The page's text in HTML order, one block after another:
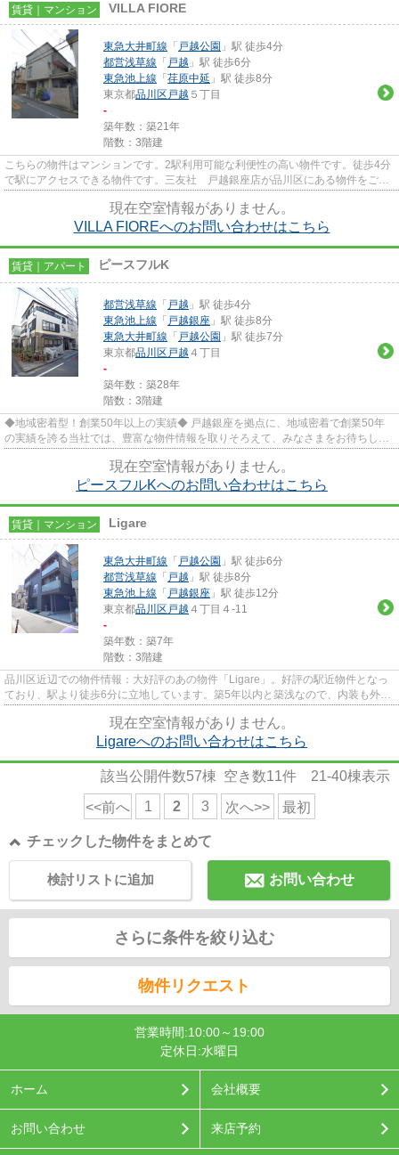
賃貸｜マンション VILLA FIORE
東急大井町線 「 戸越公園 」駅 徒歩4分
都営浅草線 「 戸越 」駅 徒歩6分
東急池上線 「 荏原中延 」駅 徒歩8分
東京都品川区 戸越 ５丁目
-
築年数：築21年
階数：3階建
こちらの物件はマンションです。2駅利用可能な利便性の高い物件です。徒歩4分
で駅にアクセスできる物件です。三友社 戸越銀座店が品川区にある物件をご紹
現在空室情報がありません。
VILLA FIOREへのお問い合わせはこちら
賃貸｜アパート ピースフルK
都営浅草線 「 戸越 」駅 徒歩4分
東急池上線 「 戸越銀座 」駅 徒歩8分
東急大井町線 「 戸越公園 」駅 徒歩7分
東京都品川区 戸越 ４丁目
-
築年数：築28年
階数：3階建
◆地域密着型！創業50年以上の実績◆ 戸越銀座を拠点に、地域密着で創業50年
の実績を誇る当社では、豊富な物件情報を取りそろえて、みなさまをお待ちして
現在空室情報がありません。
ピースフルKへのお問い合わせはこちら
賃貸｜マンション Ligare
東急大井町線 「 戸越公園 」駅 徒歩6分
都営浅草線 「 戸越 」駅 徒歩8分
東急池上線 「 戸越銀座 」駅 徒歩12分
東京都品川区 戸越 ４丁目４-11
-
築年数：築7年
階数：3階建
品川区近辺での物件情報：大好評のあの物件「Ligare」。好評の駅近物件となっ
ており、駅より徒歩6分に立地しています。築5年以内と築浅なので、内装も外観
現在空室情報がありません。
Ligareへのお問い合わせはこちら
該当公開件数57棟 空き数11件 21-40棟表示
<<前へ 1 2 3 次へ>> 最初
チェックした物件をまとめて
お問い合わせ
検討リストに追加
さらに条件を絞り込む
物件リクエスト
営業時間:10:00～19:00
定休日:水曜日
ホーム 会社概要
お問い合わせ 来店予約